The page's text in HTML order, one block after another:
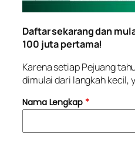
Daftar sekarang dan
100 juta pertama!
Karena setiap Pejuang
dimulai dari langkah kecil,
Nama Lengkap *